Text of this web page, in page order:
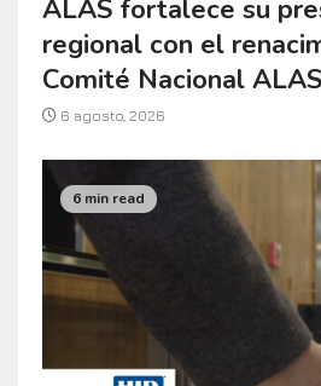
ALAS fortalece su
regional con el
Comité Nacional
6 agosto, 2026
6 min read